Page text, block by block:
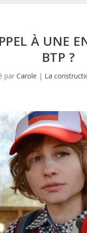
À UNE
BTP ?
par Carole | La